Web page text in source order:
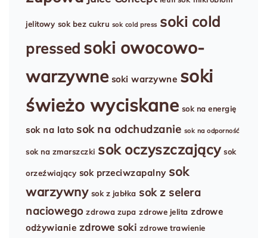
jelitowy sok bez cukru sok cold press soki cold
pressed soki owocowo-
warzywne soki warzywne soki
świeżo wyciskane sok na energię
sok na lato sok na odchudzanie sok na odporność
sok na zmarszczki sok oczyszczający sok
orzeźwiający sok przeciwzapalny sok
warzywny sok z jabłka sok z selera
naciowego zdrowa zupa zdrowe jelita zdrowe
odżywianie zdrowe soki zdrowe trawienie